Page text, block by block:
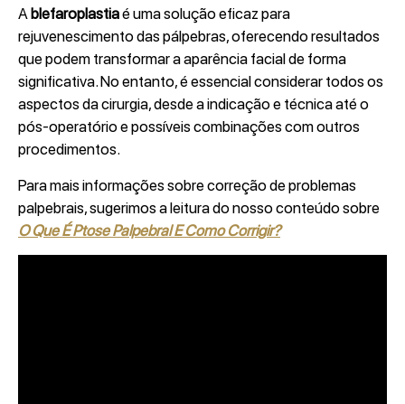
Ablefaroplastiaé uma solução eficaz para
rejuvenescimento das pálpebras, oferecendo resultados
que podem transformar a aparência facial de forma
significativa. No entanto, é essencial considerar todos os
aspectos da cirurgia, desde a indicação e técnica até o
pós-operatório e possíveis combinações com outros
procedimentos.
Para mais informações sobre correção de problemas
palpebrais, sugerimos a leitura do nosso conteúdo sobre
O Que É Ptose Palpebral E Como Corrigir?